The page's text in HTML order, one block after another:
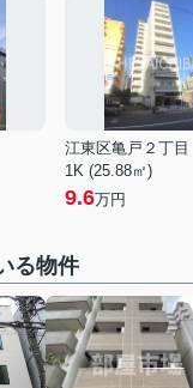
江東区亀戸２丁目
1K (25.88㎡)
9.6万円
る物件